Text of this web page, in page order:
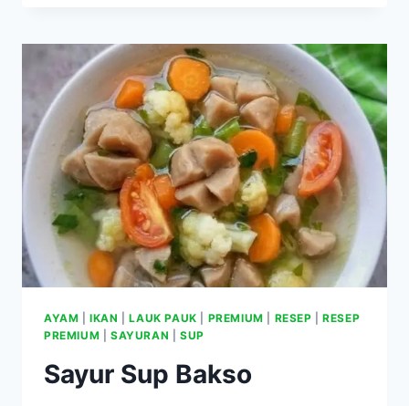
AYAM |IKAN |LAUK PAUK PREMIUM RESEP |RESEP
PREMIUM
SAYURAN SUP
Sayur Sup Bakso